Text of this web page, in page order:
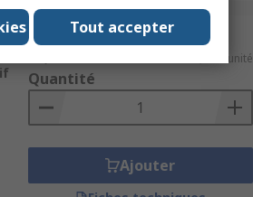
Sous-total (1 unité)
94,97 €/unité
Quantité
Ajouter
Tout accepter